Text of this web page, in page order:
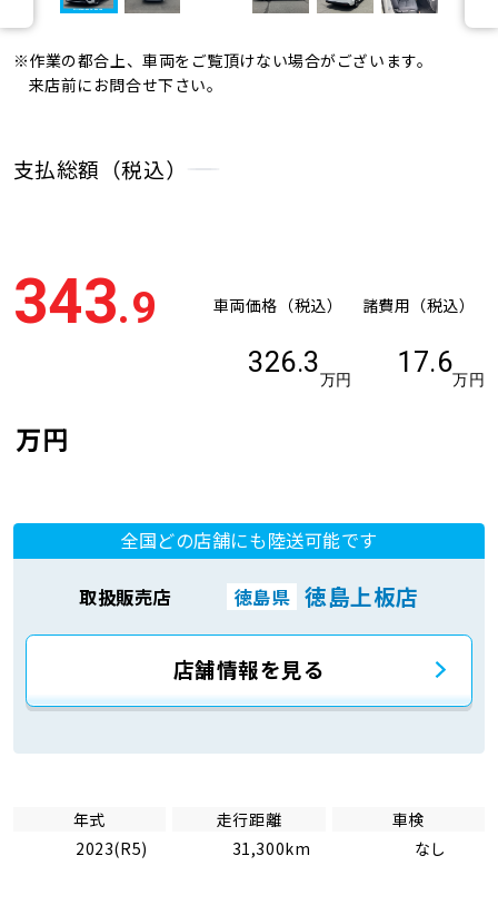
※作業の都合上、車両をご覧頂けない場合がございます。
来店前にお問合せ下さい。
支払総額（税込）
343.9
万円
車両価格（税込）
326.3
万円
諸費用（税込）
17.6
万円
全国どの店舗にも陸送可能です
取扱販売店 徳島県 徳島上板店
店舗情報を見る
年式
2023(R5)
走行距離
31,300km
車検
なし